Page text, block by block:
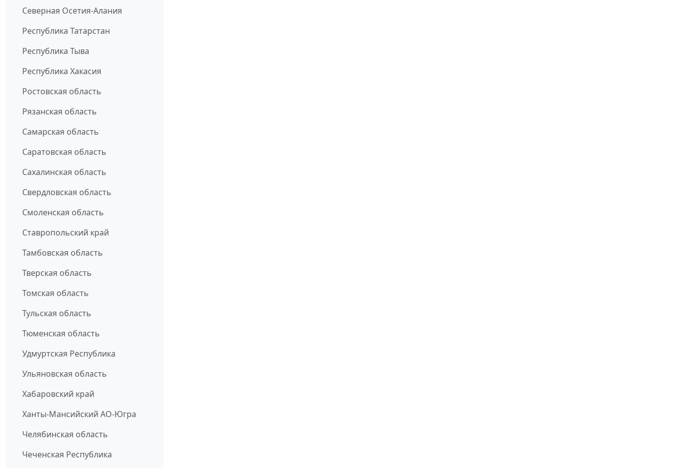
Северная Осетия-Алания
Республика Татарстан
Республика Тыва
Республика Хакасия
Ростовская область
Рязанская область
Самарская область
Саратовская область
Сахалинская область
Свердловская область
Смоленская область
Ставропольский край
Тамбовская область
Тверская область
Томская область
Тульская область
Тюменская область
Удмуртская Республика
Ульяновская область
Хабаровский край
Ханты-Мансийский АО-Югра
Челябинская область
Чеченская Республика